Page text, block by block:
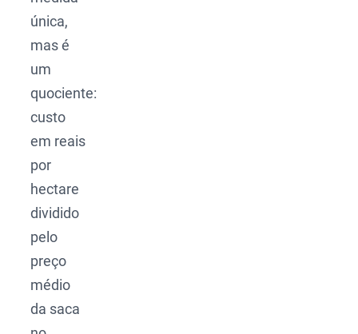
única,
mas é
um
quociente:
custo
em reais
por
hectare
dividido
pelo
preço
médio
da saca